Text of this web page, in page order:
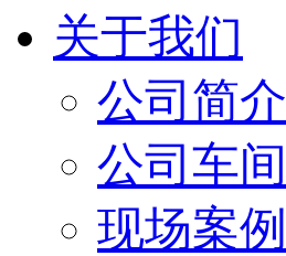
关于我们
公司简介
公司车间
现场案例